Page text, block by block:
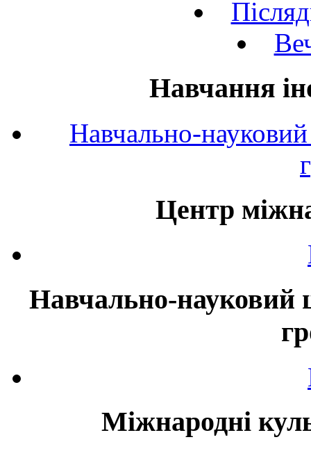
Навчання
Навчально-
Центр
Навчально-науковий
Міжнародні